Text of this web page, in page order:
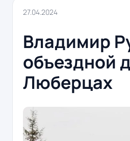
27.04.2024
Владимир
объездной
Люберцах